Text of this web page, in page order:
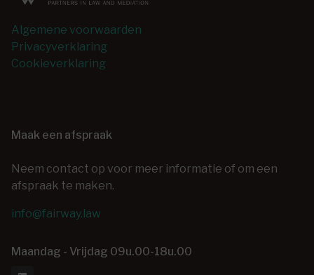
Algemene voorwaarden
Privacyverklaring
Cookieverklaring
Maak een afspraak
Neem contact op voor meer informatie of om een
afspraak te maken.
info@fairway.law
Maandag - Vrijdag 09u.00-18u.00